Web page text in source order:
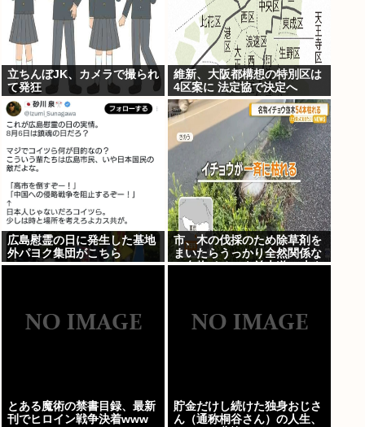
立ちんぼJK、カメラで撮られ
て発狂
維新、大阪都構想の特別区は
4区案に 法定協で決定へ
広島慰霊の日に発生した基地
外パヨク集団がこちら
市、木の伐採のため除草剤を
まいたらうっかり全然関係な
い名物イチョウ並木道54本を
とある魔術の禁書目録、最新
刊でヒロイン戦争決着www
貯金だけし続けた独身おじさ
ん（通称桐谷さん）の人生、